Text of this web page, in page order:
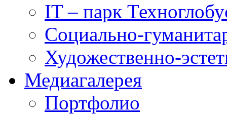
IT – парк
Социально-
Художественно-
Медиагалерея
Портфолио